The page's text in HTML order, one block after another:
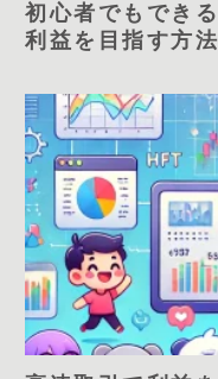
初心者でもでき
利益を目指す方法